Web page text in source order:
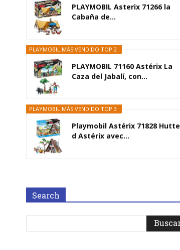
PLAYMOBIL Asterix 71266 la
Cabaña de...
PLAYMOBIL MÁS VENDIDO TOP 2
PLAYMOBIL 71160 Astérix La
Caza del Jabalí, con...
PLAYMOBIL MÁS VENDIDO TOP 3
Playmobil Astérix 71828 Hutte
d Astérix avec...
Search